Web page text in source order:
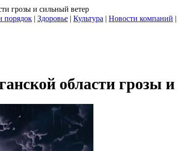
грозы и сильный ветер
порядок | Здоровье | Культура | Новости компаний |
области грозы